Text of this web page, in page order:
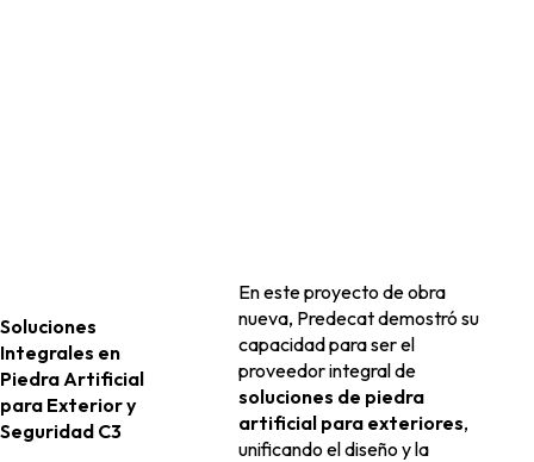
Soluciones
Integrales en
Piedra Artificial
para Exterior y
Seguridad C3
En este proyecto de obra
nueva, Predecat demostró su
capacidad para ser el
proveedor integral de
soluciones de piedra
artificial para exteriores,
unificando el diseño y la